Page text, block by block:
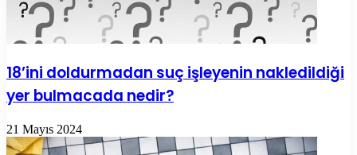
18’ini doldurmadan suç işleyenin nakledildiği
yer bulmacada nedir?
21 Mayıs 2024